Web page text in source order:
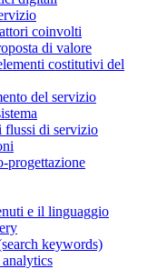
coinvolti
di valore
costitutivi del
del servizio
flussi di servizio
progettazione
e il linguaggio
keywords)